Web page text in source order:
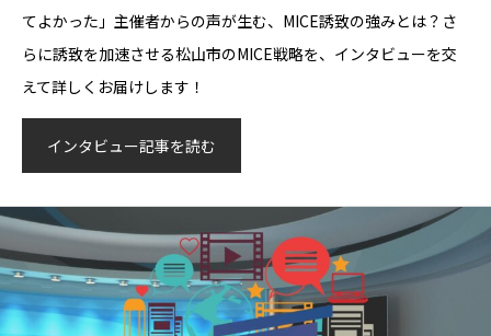
てよかった」主催者からの声が生む、MICE誘致の強みとは？さ
らに誘致を加速させる松山市のMICE戦略を、インタビューを交
えて詳しくお届けします！
インタビュー記事を読む